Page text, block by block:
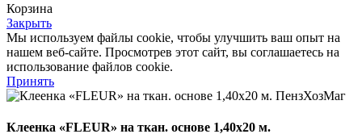
Корзина
Закрыть
Мы используем файлы cookie, чтобы улучшить ваш опыт на
нашем веб-сайте. Просмотрев этот сайт, вы соглашаетесь на
использование файлов cookie.
Принять
Клеенка «FLEUR» на ткан. основе 1,40х20 м.